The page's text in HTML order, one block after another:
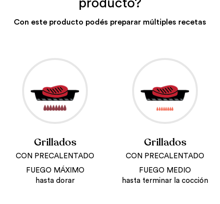
producto?
Con este producto podés preparar múltiples recetas
Grillados
CON PRECALENTADO
FUEGO MÁXIMO
hasta dorar
Grillados
CON PRECALENTADO
FUEGO MEDIO
hasta terminar la cocción